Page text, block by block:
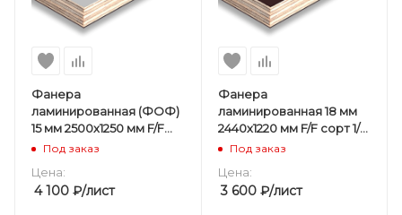
Фанера
ламинированная (ФОФ)
15 мм 2500х1250 мм F/F
сорт 1/1 березовая
Под заказ
Цена:
4 100 ₽/лист
Фанера
ламинированная 18 мм
2440х1220 мм F/F сорт 1/1
березовая 3 сорт
Под заказ
Цена:
3 600₽/лист